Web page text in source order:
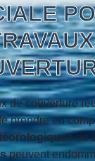
de couverture
prendre en
de
peuvent